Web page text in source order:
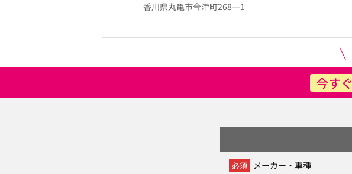
香川県丸亀市今津町268ー1
今すぐ
必須 メーカー・車種